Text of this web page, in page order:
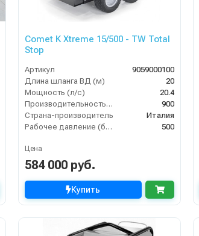
Comet K Xtreme 15/500 - TW Total
Stop
Артикул
9059000100
Длина шланга ВД (м)
20
Мощность (л/с)
20.4
Производительность (л/ч)
900
Страна-производитель
Италия
Рабочее давление (бар)
500
Цена
584 000 руб.
Купить